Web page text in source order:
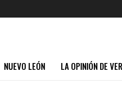
NUEVO LEÓN LA OPINIÓN DE